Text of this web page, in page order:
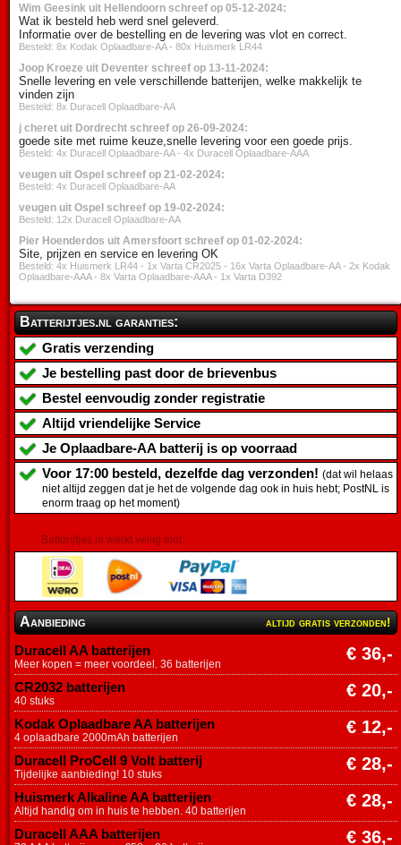
Wim Geesink uit Hellendoorn schreef op 05-12-2024:
Wat ik besteld heb werd snel geleverd.
Informatie over de bestelling en de levering was vlot en correct.
Besteld: 8x Kodak Oplaadbare-AA - 80x Huismerk LR44
Joop Kroeze uit Deventer schreef op 13-11-2024:
Snelle levering en vele verschillende batterijen, welke makkelijk te
vinden zijn
Besteld: 8x Duracell Oplaadbare-AA
j cheret uit Dordrecht schreef op 26-09-2024:
goede site met ruime keuze,snelle levering voor een goede prijs.
Besteld: 4x Duracell Oplaadbare-AA - 4x Duracell Oplaadbare-AAA
veugen uit Ospel schreef op 21-02-2024:
Besteld: 4x Duracell Oplaadbare-AA
veugen uit Ospel schreef op 19-02-2024:
Besteld: 12x Duracell Oplaadbare-AA
Pier Hoenderdos uit Amersfoort schreef op 01-02-2024:
Site, prijzen en service en levering OK
Besteld: 4x Huismerk LR44 - 1x Varta CR2025 - 16x Varta Oplaadbare-AA - 2x Kodak
Oplaadbare-AAA - 8x Varta Oplaadbare-AAA - 1x Varta D392
Batterijtjes.nl garanties:
Gratis verzending
Je bestelling past door de brievenbus
Bestel eenvoudig zonder registratie
Altijd vriendelijke Service
Je Oplaadbare-AA batterij is op voorraad
Voor 17:00 besteld, dezelfde dag verzonden! (dat wil helaas
niet altijd zeggen dat je het de volgende dag ook in huis hebt; PostNL is
enorm traag op het moment)
Batterijtjes.nl werkt veilig met:
Aanbieding altijd gratis verzonden!
Duracell AA batterijen € 36,-
Meer kopen = meer voordeel. 36 batterijen
CR2032 batterijen € 20,-
40 stuks
Kodak Oplaadbare AA batterijen € 12,-
4 oplaadbare 2000mAh batterijen
Duracell ProCell 9 Volt batterij € 28,-
Tijdelijke aanbieding! 10 stuks
Huismerk Alkaline AA batterijen € 28,-
Altijd handig om in huis te hebben. 40 batterijen
Duracell AAA batterijen € 36,-